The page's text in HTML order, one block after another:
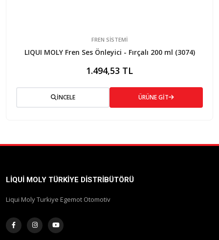
FREN SISTEMI
LIQUI MOLY Fren Ses Önleyici - Fırçalı 200 ml (3074)
1.494,53 TL
İNCELE ÜRÜNE GİT
LIQUI MOLY TÜRKIYE DISTRIBÜTÖRÜ
Liqui Moly Turkiye Egemot Otomotiv